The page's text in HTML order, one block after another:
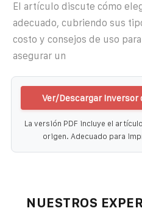
El artículo discute cómo
adecuado, cubriendo sus
costo y consejos de uso
asegurar un
Ver/Descargar Inversor
La versión PDF incluye el
origen. Adecuado para
NUESTROS